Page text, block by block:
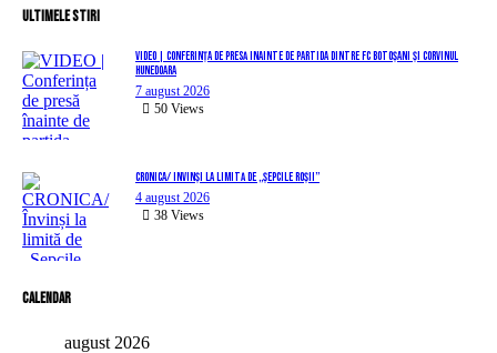
Ultimele stiri
VIDEO | Conferința de presă înainte de partida dintre FC Botoșani și Corvinul
Hunedoara
7 august 2026
50 Views
CRONICA/ Învinși la limită de „Șepcile Roșii”
4 august 2026
38 Views
Calendar
august 2026